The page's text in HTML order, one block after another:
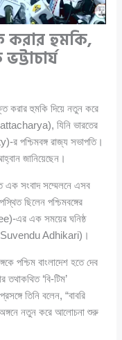
করার হুমকি,
করার হুমকি দিয়ে নতুন করে
যিনি ভারতের
রাজ্য সভাপতি।
জানিয়েছেন।
সংবাদ সম্মেলনে এসব
ছিলেন পশ্চিমবঙ্গের
এর এক সময়ের ঘনিষ্ঠ
Adhikari)।
পশ্চিম বাংলাদেশ হতে দেব
তথাকথিত ‘বি-টিম’
তিনি বলেন, “বাবরি
অঙ্গনে নতুন করে আলোচনা শুরু